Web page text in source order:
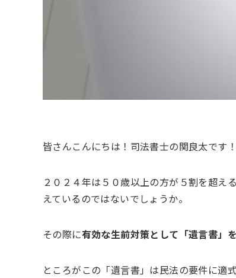
皆さんこんにちは！司法書士の関良太です！
２０２４年は５０歳以上の方が５割を超え
えているのではないでしょうか。
その際に有効な生前対策として「遺言書」
ところがこの「遺言書」は民法の要件に適